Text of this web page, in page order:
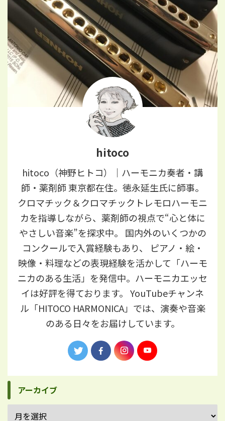
hitoco
hitoco（神野ヒトコ）｜ハーモニカ奏者・講
師・薬剤師 東京都在住。徳永延生氏に師事。
クロマチック＆クロマチックトレモロハーモニ
カを指導しながら、薬剤師の視点で“心と体に
やさしい音楽”を探求中。 国内外のいくつかの
コンクールで入賞経験もあり、 ピアノ・絵・
映像・料理などの表現経験を活かして「ハーモ
ニカのある生活」を発信中。ハーモニカエッセ
イは好評を得ております。 YouTubeチャンネ
ル「HITOCO HARMONICA」では、演奏や音楽
のある日々をお届けしています。
アーカイブ